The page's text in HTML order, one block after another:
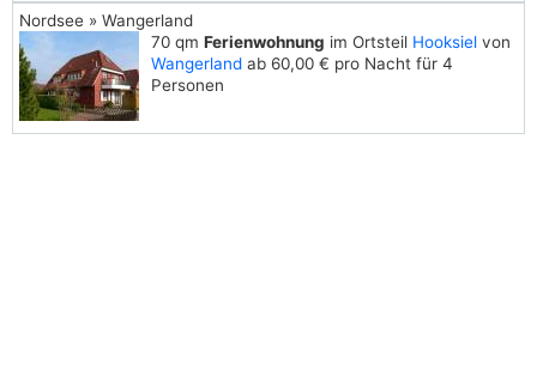
Nordsee » Wangerland
70 qm Ferienwohnung im Ortsteil Hooksiel von
Wangerland ab 60,00 € pro Nacht für 4
Personen